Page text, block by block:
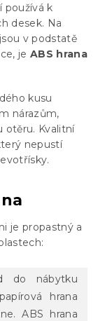
používá k
desek. Na
v podstatě
je ABS hrana
kusu
nárazům,
otěru. Kvalitní
nepustí
je propastný a
do nábytku
hrana
ABS hrana